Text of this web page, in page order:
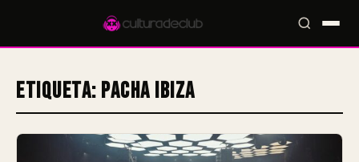
Accesos rápidos:🎪 Eventos🎤 Artistas📍 Locales📰 Radar
Etiqueta: Pacha Ibiza